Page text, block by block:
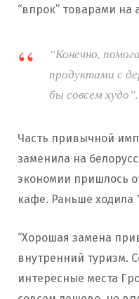
“впрок” товарами на
“Конечно,
продуктами с
бы совсем худо”.
Часть привычной
заменила на
экономии пришлось
кафе. Раньше ходила
“Хорошая замена
внутренний туризм.
интересные места